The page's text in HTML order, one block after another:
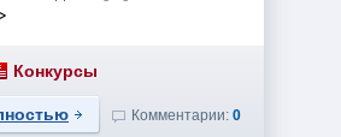
Конкурсы
Комментарии: 0